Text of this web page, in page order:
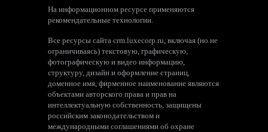
На информационном ресурсе применяются
рекомендательные технологии.
Все ресурсы сайта crm.luxecorp.ru, включая (но не
ограничиваясь) текстовую, графическую,
фотографическую и видео информацию,
структуру, дизайн и оформление страниц,
доменное имя, фирменное наименование являются
объектами авторского права и прав на
интеллектуальную собственность, защищены
российским законодательством и
международными соглашениями об охране